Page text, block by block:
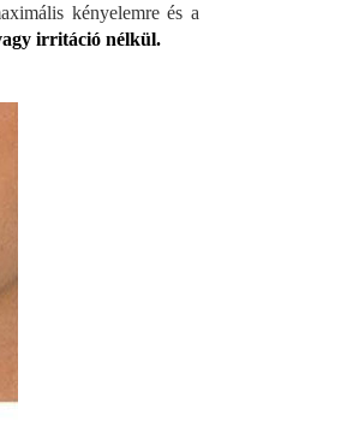
kényelemre és a
irritáció nélkül.